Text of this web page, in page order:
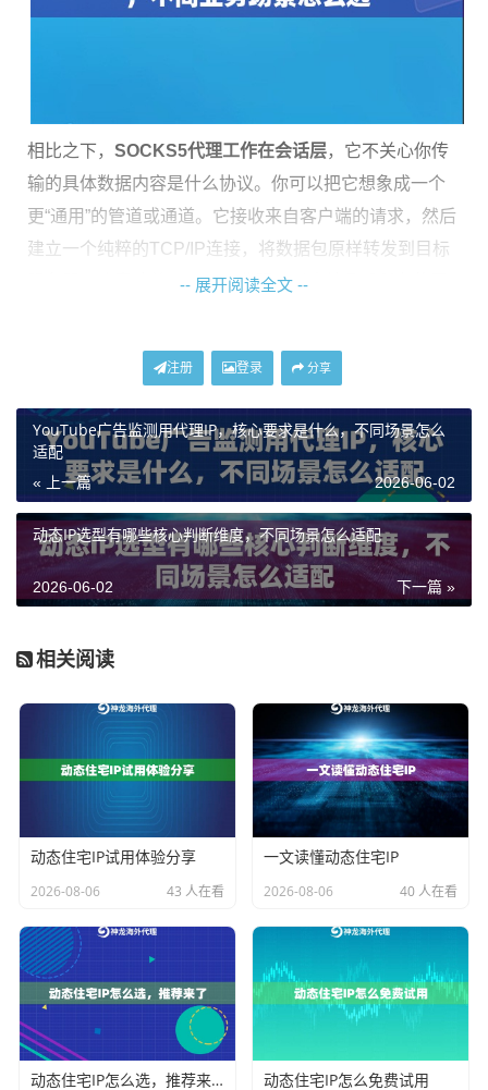
相比之下， SOCKS5代理工作在会话层，它不关心你传
输的具体数据内容是什么协议。你可以把它想象成一个
更“通用”的管道或通道。它接收来自客户端的请求，然后
建立一个纯粹的TCP/IP连接，将数据包原样转发到目标
服务器。这意味着SOCKS5代理可以支持几乎所有的网
游戏、P2P下载等应用的流量。
一个重要的区别在于身份验证和灵活性。SOCKS5协议
支持更丰富的认证方式，并且可以处理IP代理协议的数
据转发，这对于某些需要UDP通信的应用程序（如某些
实时数据服务）是必须的。而传统HTTP代理通常只支持
基础的账密验证，且主要针对TCP协议。
如何根据业务场景做出选择？
面这个表格可以帮你快速决策：
推荐
代理
协议
（爬
虫）
理
直接针对HTTP/HTTPS请求优化，设
置简单，效率高，是爬虫工具的默认
支持选项。
社交媒
号管理
建议S
OCKS
社媒应用可能使用混合协议，SOCK
有网络请求。
商店铺
运营
理
主要活动为浏览器访问电商平台后台
（如Amazon卖家中心），HTTP代
理完全满足需求。
-- 展开阅读全文 --
注册 登录 分享
YouTube广告监测用代理IP，核心要求是什么，不同场景怎么
适配
« 上一篇 2026-06-02
动态IP选型有哪些核心判断维度，不同场景怎么适配
下一篇 »
2026-06-02
相关阅读
动态住宅IP试用体验分享
2026-08-06 43 人在看
一文读懂动态住宅IP
2026-08-06 40 人在看
动态住宅IP怎么选，推荐来了 动态住宅IP怎么免费试用